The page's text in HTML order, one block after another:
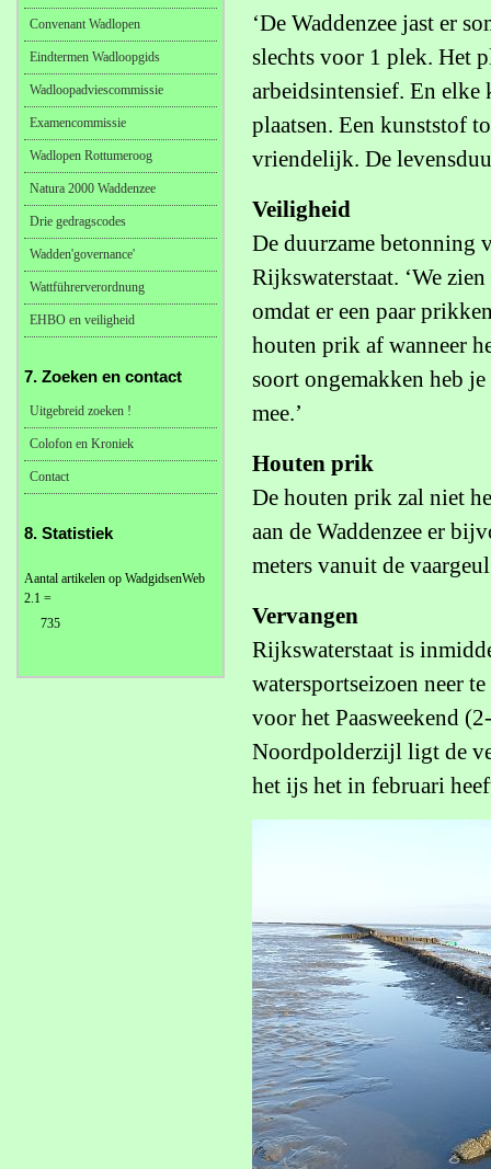
‘De Waddenzee jast er
slechts voor 1 plek. Het
arbeidsintensief. En elke
plaatsen. Een kunststof
vriendelijk. De
Veiligheid
De duurzame betonning
Rijkswaterstaat. ‘We
omdat er een paar
houten prik af wanneer
soort ongemakken heb
mee.’
Houten prik
De houten prik zal niet
aan de Waddenzee er
meters vanuit de
Vervangen
Rijkswaterstaat is
watersportseizoen neer
voor het Paasweekend
Noordpolderzijl ligt de
het ijs het in februari
Convenant Wadlopen
Eindtermen Wadloopgids
Wadloopadviescommissie
Examencommissie
Wadlopen Rottumeroog
Natura 2000 Waddenzee
Drie gedragscodes
Wadden'governance'
Wattführerverordnung
EHBO en veiligheid
7. Zoeken en contact
Uitgebreid zoeken !
Colofon en Kroniek
Contact
8. Statistiek
Aantal artikelen op WadgidsenWeb
2.1 =
735